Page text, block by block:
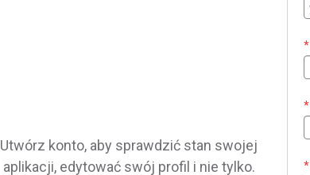
Utwórz konto, aby sprawdzić stan swojej
aplikacji, edytować swój profil i nie tylko.